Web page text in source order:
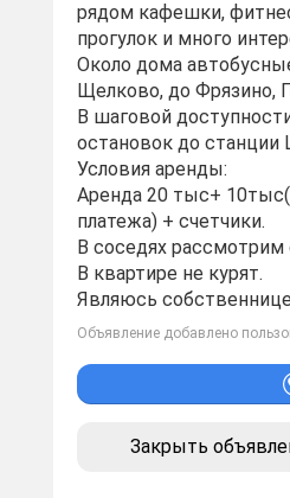
рядом кафешки,
прогулок и много
Около дома
Щелково, до Фрязино,
В шаговой
остановок до станции
Условия аренды:
Аренда 20 тыс+
платежа) + счетчики.
В соседях рассмотрим
В квартире не курят.
Являюсь
Объявление добавлено
Закрыть